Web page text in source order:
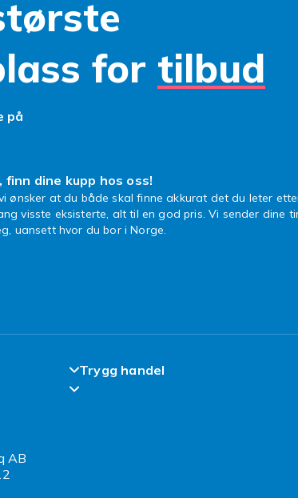
for tilbud
på
finn dine kupp hos oss!
ønsker at du både skal finne akkurat det du leter
visste eksisterte, alt til en god pris. Vi sender dine
uansett hvor du bor i Norge.
Trygg handel
AB